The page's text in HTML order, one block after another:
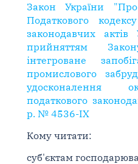
Закон України
Податкового
законодавчих
прийняттям
інтегроване
промислового
удосконалення
податкового
р. № 4536-ІХ
Кому читати:
суб'єктам